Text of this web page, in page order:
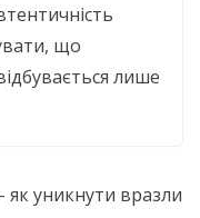
що
лише
як уникнути вразли